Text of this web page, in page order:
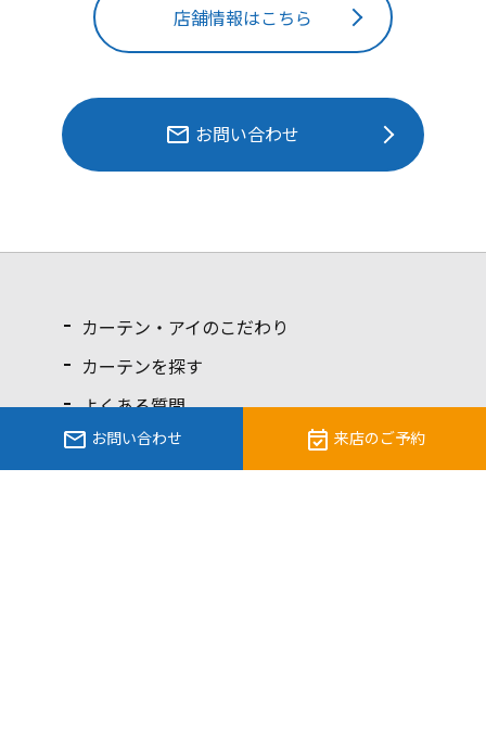
店舗情報はこちら
お問い合わせ
お問い合わせ 来店のご予約
カーテン・アイのこだわり
カーテンを探す
よくある質問
カーテンガイド